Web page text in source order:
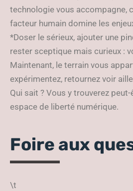
technologie vous accompagne,
facteur humain domine les
*Doser le sérieux, ajouter une
rester sceptique mais curieux :
Maintenant, le terrain vous
expérimentez, retournez voir
Qui sait ? Vous y trouverez
espace de liberté numérique.
Foire aux
\t